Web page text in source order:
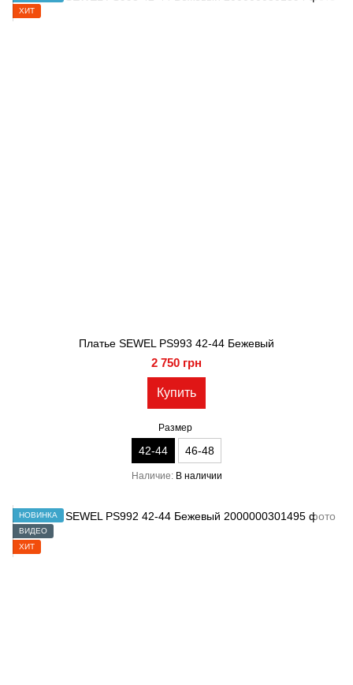
ХИТ
Платье SEWEL PS993 42-44 Бежевый
2 750 грн
Купить
Размер
42-44 46-48
Наличие В наличии
НОВИНКА
ВИДЕО
ХИТ